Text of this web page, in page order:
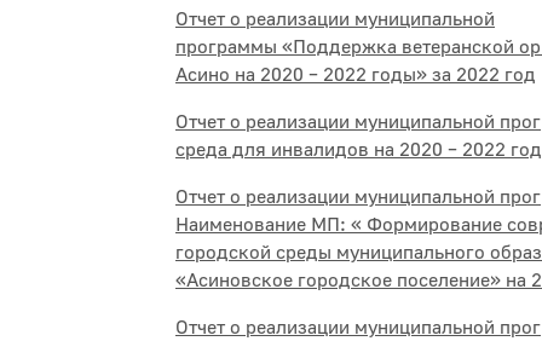
Отчет о реализации муниципальной
программы «Поддержка ветеранской
Асино на 2020 – 2022 годы» за 2022 год
Отчет о реализации муниципальной
среда для инвалидов на 2020 – 2022
Отчет о реализации муниципальной
Наименование МП: « Формирование
городской среды муниципального
«Асиновское городское поселение» на
Отчет о реализации муниципальной